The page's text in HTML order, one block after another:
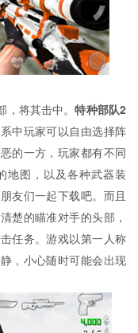
，将其击中。特种部队2
中玩家可以自由选择阵
的一方，玩家都有不同
地图，以及各种武器装
友们一起下载吧。而且
楚的瞄准对手的头部，
任务。游戏以第一人称
，小心随时可能会出现